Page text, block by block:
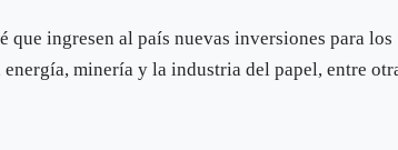
que ingresen al país nuevas inversiones para los
minería y la industria del papel, entre